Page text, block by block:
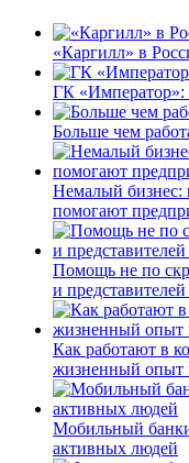
«Каргилл» в
ГК «Император»:
Больше чем
Немалый
помогают
Помощь не по
и
Как работают в
жизненный опыт
Мобильный
активных людей